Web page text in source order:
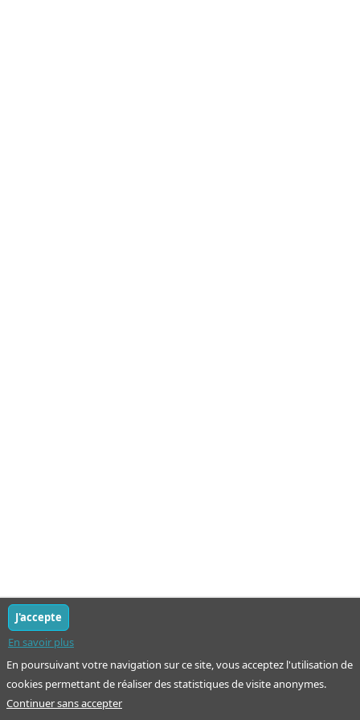
En poursuivant votre navigation sur ce site, vous acceptez l'utilisation de
cookies permettant de réaliser des statistiques de visite anonymes.
En savoir plus
J'accepte
Continuer sans accepter